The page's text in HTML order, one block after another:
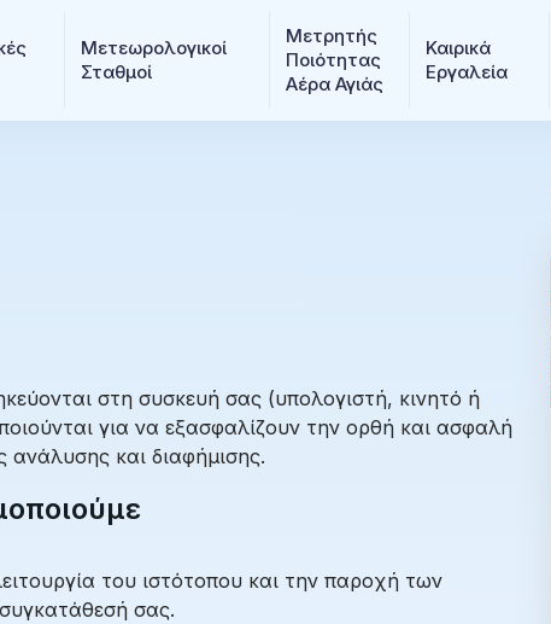
Μετεωρολογικοί
Σταθμοί
Μετρητής
Ποιότητας
Αέρα Αγιάς
Καιρικά
Εργαλεία
στη συσκευή σας (υπολογιστή, κινητό ή
για να εξασφαλίζουν την ορθή και ασφαλή
ανάλυσης και διαφήμισης.
του ιστότοπου και την παροχή των
σας.